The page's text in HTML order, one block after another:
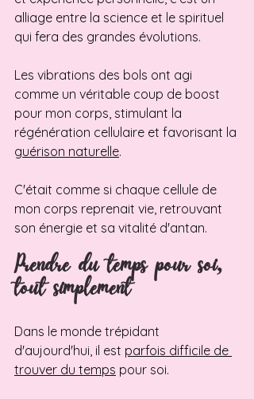
alliage entre la science et le spirituel
qui fera des grandes évolutions.
Les vibrations des bols ont agi
comme un véritable coup de boost
pour mon corps, stimulant la
régénération cellulaire et favorisant la
guérison naturelle.
C'était comme si chaque cellule de
mon corps reprenait vie, retrouvant
son énergie et sa vitalité d'antan.
Prendre du temps pour soi,
tout simplement
Dans le monde trépidant
d'aujourd'hui, il est parfois difficile de
trouver du temps pour soi.